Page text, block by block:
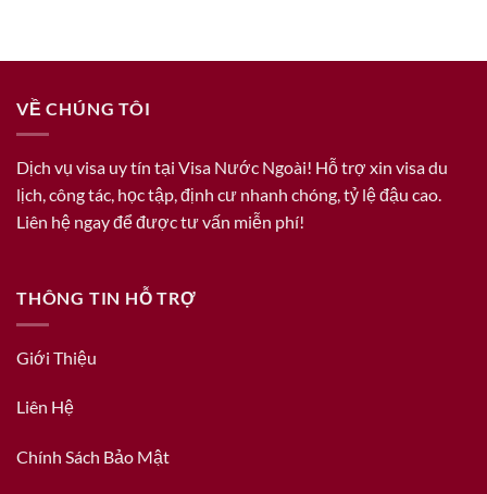
VỀ CHÚNG TÔI
Dịch vụ visa uy tín tại Visa Nước Ngoài! Hỗ trợ xin visa du
lịch, công tác, học tập, định cư nhanh chóng, tỷ lệ đậu cao.
Liên hệ ngay để được tư vấn miễn phí!
THÔNG TIN HỖ TRỢ
Giới Thiệu
Liên Hệ
Chính Sách Bảo Mật